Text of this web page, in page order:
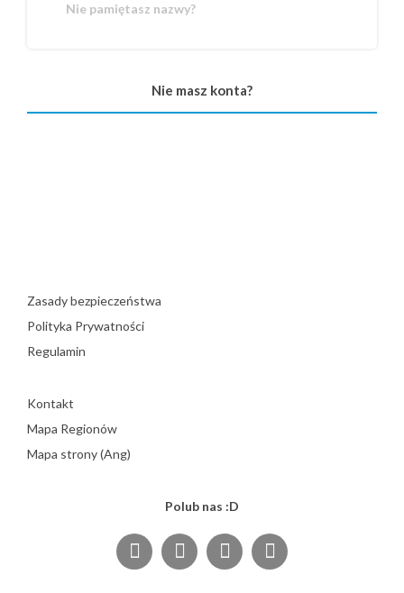
Nie pamiętasz nazwy?
Nie masz konta?
Zasady bezpieczeństwa
Polityka Prywatności
Regulamin
Kontakt
Mapa Regionów
Mapa strony (Ang)
Polub nas :D